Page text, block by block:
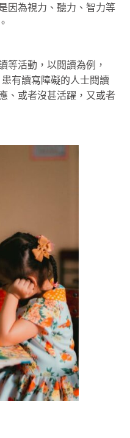
因為視力、聽力、智力等
等活動，以閱讀為例，
有讀寫障礙的人士閱讀
、或者沒甚活躍，又或者